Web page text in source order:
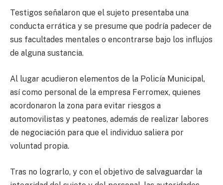
Testigos señalaron que el sujeto presentaba una
conducta errática y se presume que podría padecer de
sus facultades mentales o encontrarse bajo los influjos
de alguna sustancia.
Al lugar acudieron elementos de la Policía Municipal,
así como personal de la empresa Ferromex, quienes
acordonaron la zona para evitar riesgos a
automovilistas y peatones, además de realizar labores
de negociación para que el individuo saliera por
voluntad propia.
Tras no lograrlo, y con el objetivo de salvaguardar la